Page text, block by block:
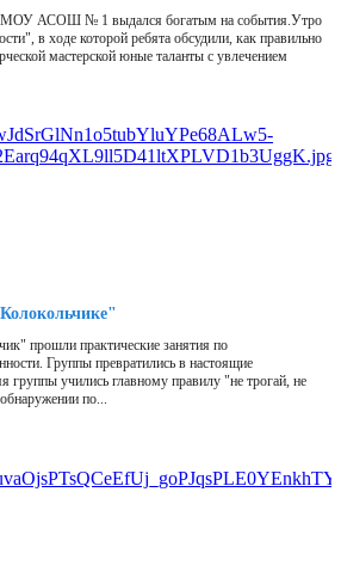
МОУ АСОШ № 1 выдался богатым на события.Утро
в ходе которой ребята обсудили, как правильно
мастерской юные таланты с увлечением
прошли практические занятия по
Группы превратились в настоящие
группы учились главному правилу "не трогай, не
по...